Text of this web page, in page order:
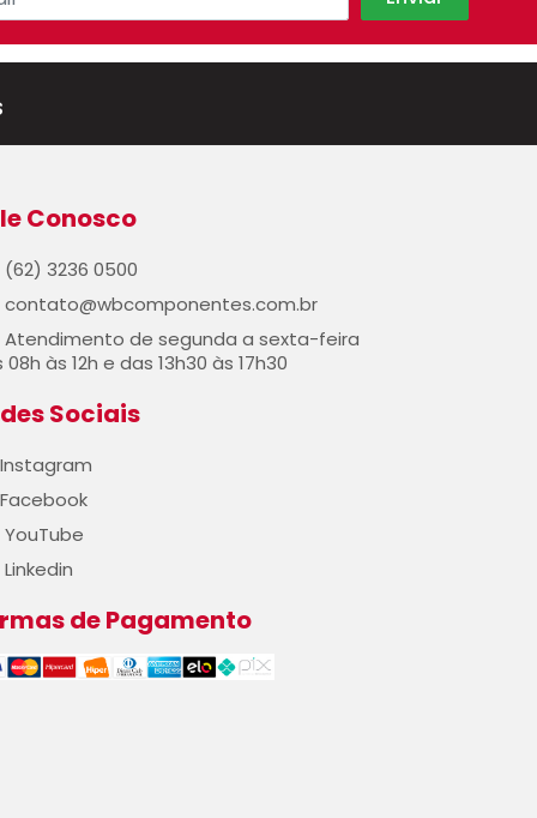
Conosco
(62) 3236 0500
contato@wbcomponentes.com.br
Atendimento de segunda a sexta-feira
08h às 12h e das 13h30 às 17h30
Sociais
Instagram
Facebook
YouTube
Linkedin
de Pagamento